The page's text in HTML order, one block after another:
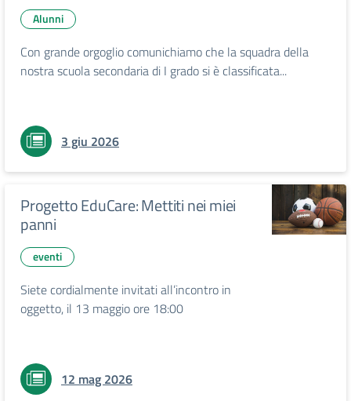
Alunni
Con grande orgoglio comunichiamo che la squadra della
nostra scuola secondaria di I grado si è classificata...
3 giu 2026
Progetto EduCare: Mettiti nei miei
panni
eventi
Siete cordialmente invitati all’incontro in
oggetto, il 13 maggio ore 18:00
12 mag 2026